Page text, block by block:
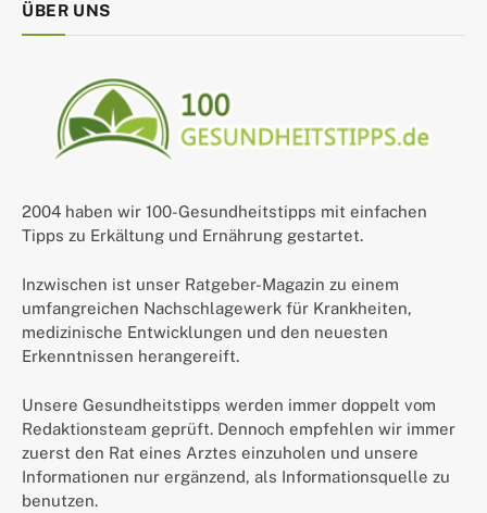
ÜBER UNS
2004 haben wir 100-Gesundheitstipps mit einfachen
Tipps zu Erkältung und Ernährung gestartet.
Inzwischen ist unser Ratgeber-Magazin zu einem
umfangreichen Nachschlagewerk für Krankheiten,
medizinische Entwicklungen und den neuesten
Erkenntnissen herangereift.
Unsere Gesundheitstipps werden immer doppelt vom
Redaktionsteam geprüft. Dennoch empfehlen wir immer
zuerst den Rat eines Arztes einzuholen und unsere
Informationen nur ergänzend, als Informationsquelle zu
benutzen.